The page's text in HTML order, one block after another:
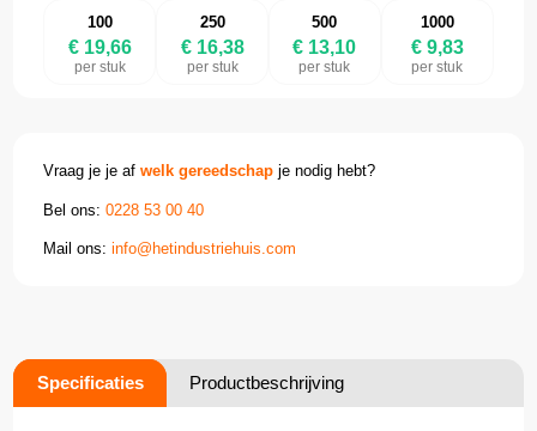
100
€ 19,66
per stuk
250
€ 16,38
per stuk
500
€ 13,10
per stuk
1000
€ 9,83
per stuk
Vraag je je afwelk gereedschap je nodig hebt?
Bel ons:0228 53 00 40
Mail ons:info@hetindustriehuis.com
Specificaties Productbeschrijving